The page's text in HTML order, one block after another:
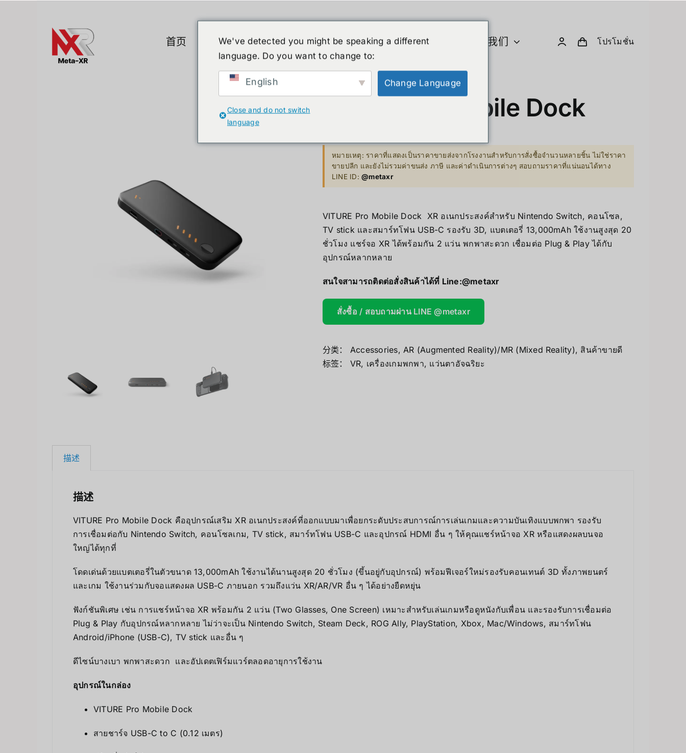
首页 产品
VR (Virtual Reality)
Quest & Quest Accessories
Apple Vision Pro
B. Smart Glasses &
Wearables
Xreal
Microsoft Hololens 2
GPU 与计算
Bestseller Computer & Peripherals
VGA Card
Computer Vision Hardware
Mini/Micro PC & eGPU
Wireless Receivers/Transmitters
Unitree-Humanoid
Robodog
Drone
人形机器人 新闻 服务 商店 关于我们 โปรโมชั่น
Viture Pro Mobile Dock
หมายเหตุ: ราคาที่แสดงเป็นราคาขายส่งจากโรงงานสำหรับการสั่งซื้อจำนวนหลายชิ้น ไม่ใช่ราคา
ขายปลีก และยังไม่รวมค่าขนส่ง ภาษี และค่าดำเนินการต่างๆ สอบถามราคาที่แน่นอนได้ทาง
LINE ID:@metaxr
VITURE Pro Mobile Dock XR อเนกประสงค์สำหรับ Nintendo Switch, คอนโซล,
TV stick และสมาร์ทโฟน USB-C รองรับ 3D, แบตเตอรี่ 13,000mAh ใช้งานสูงสุด 20
ชั่วโมง แชร์จอ XR ได้พร้อมกัน 2 แว่น พกพาสะดวก เชื่อมต่อ Plug & Play ได้กับ
อุปกรณ์หลากหลาย
สนใจสามารถติดต่อสั่งสินค้าได้ที่ Line:@metaxr
สั่งซื้อ / สอบถามผ่าน LINE @metaxr
分类： Accessories, AR (Augmented Reality)/MR (Mixed Reality), สินค้าขายดี
标签： VR, เครื่องเกมพกพา, แว่นตาอัจฉริยะ
描述
描述
VITURE Pro Mobile Dock คืออุปกรณ์เสริม XR อเนกประสงค์ที่ออกแบบมาเพื่อยกระดับประสบการณ์การเล่นเกมและความบันเทิงแบบพกพา รองรับ
การเชื่อมต่อกับ Nintendo Switch, คอนโซลเกม, TV stick, สมาร์ทโฟน USB-C และอุปกรณ์ HDMI อื่น ๆ ให้คุณแชร์หน้าจอ XR หรือแสดงผลบนจอ
ใหญ่ได้ทุกที่
โดดเด่นด้วยแบตเตอรี่ในตัวขนาด 13,000mAh ใช้งานได้นานสูงสุด 20 ชั่วโมง (ขึ้นอยู่กับอุปกรณ์) พร้อมฟีเจอร์ใหม่รองรับคอนเทนต์ 3D ทั้งภาพยนตร์
และเกม ใช้งานร่วมกับจอแสดงผล USB-C ภายนอก รวมถึงแว่น XR/AR/VR อื่น ๆ ได้อย่างยืดหยุ่น
ฟังก์ชันพิเศษ เช่น การแชร์หน้าจอ XR พร้อมกัน 2 แว่น (Two Glasses, One Screen) เหมาะสำหรับเล่นเกมหรือดูหนังกับเพื่อน และรองรับการเชื่อมต่อ
Plug & Play กับอุปกรณ์หลากหลาย ไม่ว่าจะเป็น Nintendo Switch, Steam Deck, ROG Ally, PlayStation, Xbox, Mac/Windows, สมาร์ทโฟน
Android/iPhone (USB-C), TV stick และอื่น ๆ
ดีไซน์บางเบา พกพาสะดวก และอัปเดตเฟิร์มแวร์ตลอดอายุการใช้งาน
อุปกรณ์ในกล่อง
VITURE Pro Mobile Dock
สายชาร์จ USB-C to C (0.12 เมตร)
We've detected you might be speaking a different
language. Do you want to change to:
English Change Language
Close and do not switch
language